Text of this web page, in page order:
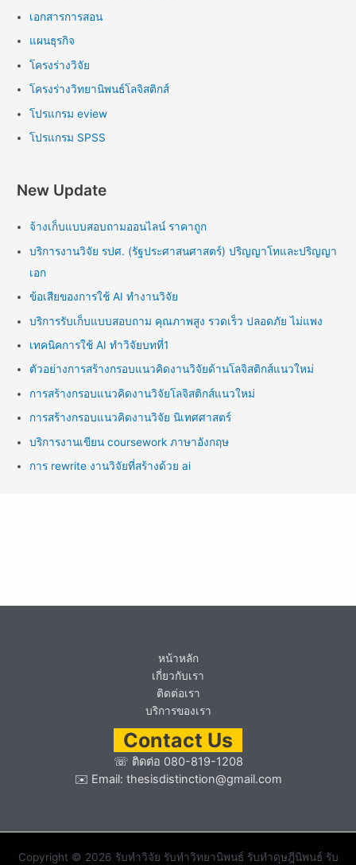
เอกสารการสอน
แผนธุรกิจ
โครงร่างวิจัย
โครงร่างวิทยานิพนธ์โลจิสติกส์
โปรแกรม eview
โปรแกรม SPSS
New Update
จ้างเก็บแบบสอบถามออนไลน์ ราคาถูก
บริการงานวิจัย รปศ. (รัฐประศาสนศาสตร์) ปริญญาโทและปริญญา
เอก
ข้อเสียของการใช้ AI ทำงานวิจัย
บริการรับเก็บแบบสอบถาม คุณภาพสูง รวดเร็ว ปลอดภัย ไม่แพง
เทคนิคการใช้ AI ทำวิจัยบทที่1
ตัวอย่างการสร้างกรอบแนวคิดงานวิจัยด้านโลจิสติกส์แนวใหม่
การสร้างกรอบแนวคิดงานวิจัยโลจิสติกส์แนวใหม่
การสร้างกรอบแนวคิดงานวิจัย นิเทศศาสตร์
บริการงานเขียน coursework ภาษาอังกฤษ
การ rewrite งานวิจัยที่สร้างด้วย ai
หน้าหลัก
เกี่ยวกับเรา
ติดต่อเรา
บริการของเรา
Contact Us
☏ ติดต่อ 080-819-1208
✉️ Email: thesisdistinction@gmail.com
Copyright © 2026 รับทำวิจัย รับทำวิทยานิพนธ์ รับทำดุษฎีนิพนธ์ รับ